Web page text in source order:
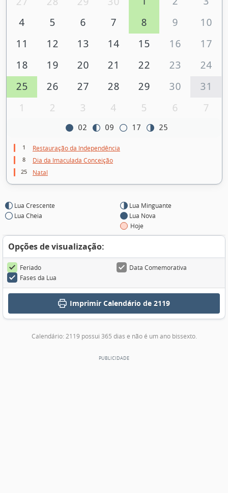
4
5 6 7 8 9
10
11
12 13 14 15 16
17
18
19 20 21 22 23
24
25
26 27 28 29 30
31
1
2 3 4 5 6 7
02 09 17 25
1 Restauração da Independência
8 Dia da Imaculada Conceição
25 Natal
Lua Crescente
Lua Cheia
Lua Minguante
Lua Nova
Hoje
Opções de visualização:
Feriado
Data Comemorativa
Fases da Lua
Imprimir Calendário de 2119
Calendário: 2119 possui 365 dias e não é um ano bissexto.